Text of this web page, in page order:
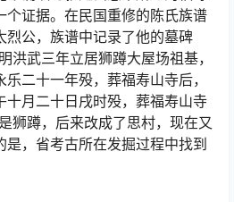
北流七里……左与白水合，又西
房洞与大湖坪可以确认为同一
确认为就是县志中所述的福寿
证据。在民国重修的陈氏族谱
烈公，族谱中记录了他的墓碑
洪武三年立居狮蹲大屋场祖基，
乐二十一年殁，葬福寿山寺后，
月二十日戌时殁，葬福寿山寺